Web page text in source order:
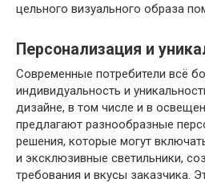
цельного визуального образа
Персонализация и
Современные потребители всё
индивидуальность и
дизайне, в том числе и в
предлагают разнообразные
решения, которые могут
и эксклюзивные светильники,
требования и вкусы заказчика.